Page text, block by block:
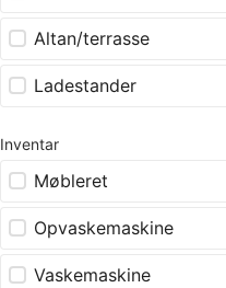
Altan/terrasse
Ladestander
Inventar
Møbleret
Opvaskemaskine
Vaskemaskine